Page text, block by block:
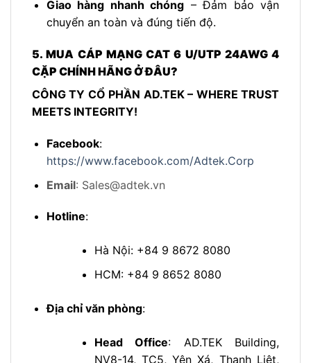
Giao hàng nhanh chóng – Đảm bảo vận
chuyển an toàn và đúng tiến độ.
5. MUA CÁP MẠNG CAT 6 U/UTP 24AWG 4
CẶP CHÍNH HÃNG Ở ĐÂU?
CÔNG TY CỔ PHẦN AD.TEK – WHERE TRUST
MEETS INTEGRITY!
Facebook:
https://www.facebook.com/Adtek.Corp
Email: Sales@adtek.vn
Hotline:
Hà Nội: +84 9 8672 8080
HCM: +84 9 8652 8080
Địa chỉ văn phòng:
Head Office: AD.TEK Building,
NV8-14, TC5, Yên Xá, Thanh Liệt,